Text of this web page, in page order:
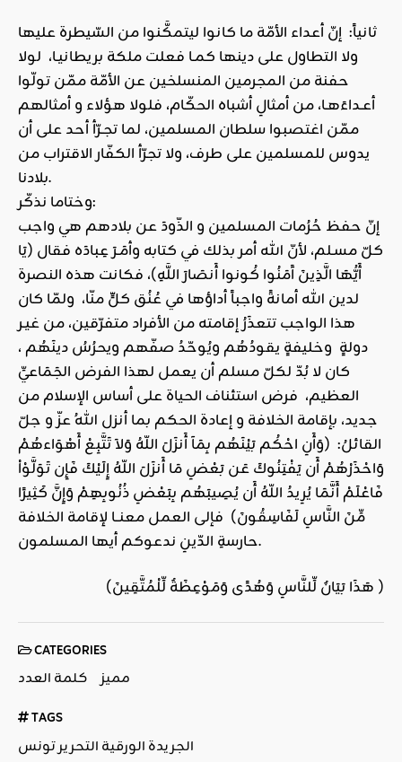
ثانياً: إنّ أعداء الأمّة ما كانوا ليتمكَّنوا من السّيطرة عليها
ولا التطاول على دينها كمـا فعلت ملكة بريطانيـا، لولا
حفنة من المجرمين المنسلخين عن الأمّة ممّن تولّوا
أعـداءَهـا، من أمثالِ أشباه الحكّام، فلولا هؤلاء و أمثالهم
ممّن اغتصبوا سلطان المسلمين، لما تجـرّأ أحد على أن
يدوس للمسلمين على طرف، ولا تجرّأ الكفّار الاقتراب من
بلادنا.
وختاما نذكّر:
إنّ حفظ حُرُمات المسلمين و الذّودَ عن بلادهم هي واجب
كلّ مسـلم، لأنّ الله أمر بذلك في كتابه وأمَـرَ عِبادَه فقال (يَا
أَيُّهَا الَّذِينَ آَمَنُوا كُونوا أَنصَارَ اللَّهِ)، فكانت هذه النصرة
لدين الله أمانةً واجباً أداؤها في عُنُق كلٍّ منّا، ولمّا كان
هذا الواجب تتعذَرُ إقامته من الأفراد متفرّقين، من غيـر
دولةٍ وخليفةٍ يقودُهُم ويُوحّدُ صفّهم ويحرُسُ دينَهُم ،
كان لا بُدّ لكلّ مسلم أن يعمل لهذا الفرض الجَمَاعيِّ
العظيم، فرض استئناف الحياة على أساس الإسلام من
جديد، بإقامة الخلافة و إعادة الحكم بما أنزل اللهُ عزّ و جلّ
القائلُ: (وَأَنِ احْكُم بَيْنَهُم بِمَآ أَنزَلَ اللّهُ وَلاَ تَتَّبِعْ أَهْوَاءهُمْ
وَاحْذَرْهُمْ أَن يَفْتِنُوكَ عَن بَعْضِ مَا أَنزَلَ اللّهُ إِلَيْكَ فَإِن تَوَلَّوْاْ
فَاعْلَمْ أَنَّمَا يُرِيدُ اللّهُ أَن يُصِيبَهُم بِبَعْضِ ذُنُوبِهِمْ وَإِنَّ كَثِيرًا
مِّنَ النَّاسِ لَفَاسِقُونَ) فإلى العمل معنــا لإقامة الخلافة
حارسةِ الدّينِ ندعوكم أيها المسلمون.
(هَذَا بَيَانٌ لِّلنَّاسِ وَهُدًى وَمَوْعِظَةٌ لِّلْمُتَّقِينَ )
CATEGORIES
كلمة العدد مميز
TAGS
الجريدة الورقية التحرير تونس